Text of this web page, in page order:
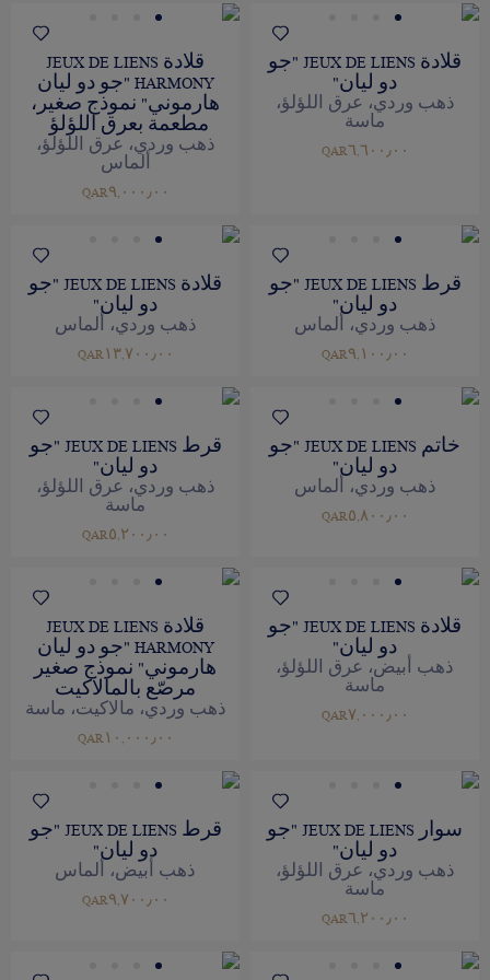
قلادة JEUX DE LIENS "جو
دو ليان"
ذهب وردي، عرق اللؤلؤ،
ماسة
QAR٦,٦٠٠٫٠٠
قلادة JEUX DE LIENS
HARMONY "جو دو ليان
هارموني" نموذج صغير،
مطعمة بعرق اللؤلؤ
ذهب وردي، عرق اللؤلؤ،
ألماس
QAR٩,٠٠٠٫٠٠
قرط JEUX DE LIENS "جو
دو ليان"
ذهب وردي، ألماس
QAR٩,١٠٠٫٠٠
قلادة JEUX DE LIENS "جو
دو ليان"
ذهب وردي، ألماس
QAR١٣,٧٠٠٫٠٠
خاتم JEUX DE LIENS "جو
دو ليان"
ذهب وردي، ألماس
QAR٥,٨٠٠٫٠٠
قرط JEUX DE LIENS "جو
دو ليان"
ذهب وردي، عرق اللؤلؤ،
ماسة
QAR٥,٢٠٠٫٠٠
قلادة JEUX DE LIENS "جو
دو ليان"
ذهب أبيض، عرق اللؤلؤ،
ماسة
QAR٧,٠٠٠٫٠٠
قلادة JEUX DE LIENS
HARMONY "جو دو ليان
هارموني" نموذج صغير
مرصّع بالمالاكيت
ذهب وردي، مالاكيت، ماسة
QAR١٠,٠٠٠٫٠٠
سوار JEUX DE LIENS "جو
دو ليان"
ذهب وردي، عرق اللؤلؤ،
ماسة
QAR٦,٢٠٠٫٠٠
قرط JEUX DE LIENS "جو
دو ليان"
ذهب أبيض، ألماس
QAR٩,٧٠٠٫٠٠